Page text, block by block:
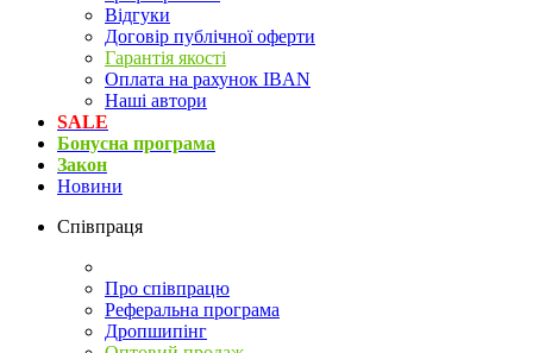
Відгуки
Договір публічної оферти
Гарантія якості
Оплата на рахунок IBAN
Наші автори
SALE
Бонусна програма
Закон
Новини
Співпраця
Про співпрацю
Реферальна програма
Дропшипінг